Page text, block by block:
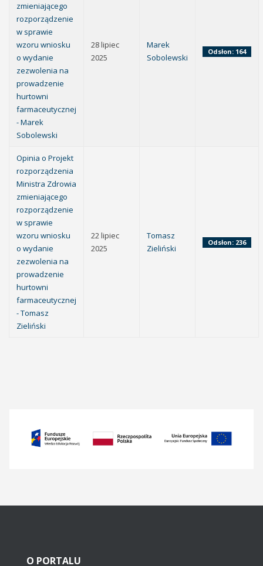
zmieniającego
rozporządzenie
w sprawie
wzoru wniosku
o wydanie
zezwolenia na
prowadzenie
hurtowni
farmaceutycznej
- Marek
Sobolewski
28 lipiec
2025
Marek
Sobolewski
Odsłon: 164
Opinia o Projekt
rozporządzenia
Ministra Zdrowia
zmieniającego
rozporządzenie
w sprawie
wzoru wniosku
o wydanie
zezwolenia na
prowadzenie
hurtowni
farmaceutycznej
- Tomasz
Zieliński
22 lipiec
2025
Tomasz
Zieliński
Odsłon: 236
O PORTALU